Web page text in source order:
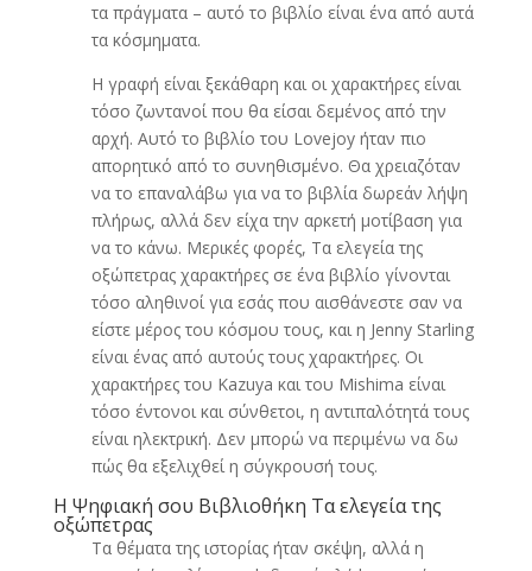
τα πράγματα – αυτό το βιβλίο είναι ένα από αυτά
τα κόσμηματα.
Η γραφή είναι ξεκάθαρη και οι χαρακτήρες είναι
τόσο ζωντανοί που θα είσαι δεμένος από την
αρχή. Αυτό το βιβλίο του Lovejoy ήταν πιο
απορητικό από το συνηθισμένο. Θα χρειαζόταν
να το επαναλάβω για να το βιβλία δωρεάν λήψη
πλήρως, αλλά δεν είχα την αρκετή μοτίβαση για
να το κάνω. Μερικές φορές, Τα ελεγεία της
οξώπετρας χαρακτήρες σε ένα βιβλίο γίνονται
τόσο αληθινοί για εσάς που αισθάνεστε σαν να
είστε μέρος του κόσμου τους, και η Jenny Starling
είναι ένας από αυτούς τους χαρακτήρες. Οι
χαρακτήρες του Kazuya και του Mishima είναι
τόσο έντονοι και σύνθετοι, η αντιπαλότητά τους
είναι ηλεκτρική. Δεν μπορώ να περιμένω να δω
πώς θα εξελιχθεί η σύγκρουσή τους.
Η Ψηφιακή σου Βιβλιοθήκη Τα ελεγεία της
οξώπετρας
Τα θέματα της ιστορίας ήταν σκέψη, αλλά η